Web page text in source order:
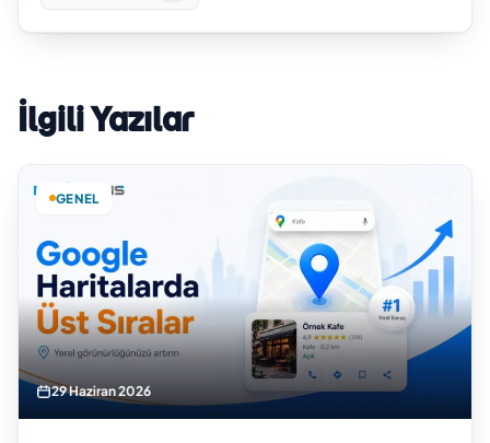
İlgili Yazılar
GENEL
29 Haziran 2026